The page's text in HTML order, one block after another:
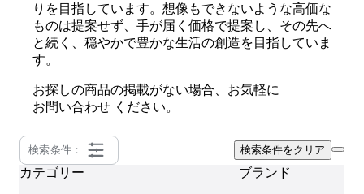
りを目指しています。想像もできないような高価な
ものは提案せず、手が届く価格で提案し、その先へ
と続く、穏やかで豊かな生活の創造を目指していま
す。
お探しの商品の掲載がない場合、お気軽に
お問い合わせ ください。
検索条件： 検索条件をクリア
カテゴリー ブランド